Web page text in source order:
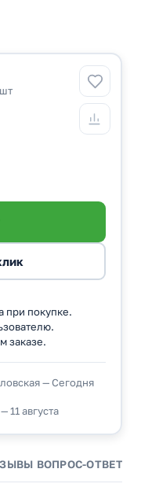
при покупке.
заказе.
— Сегодня
11 августа
ВОПРОС-ОТВЕТ